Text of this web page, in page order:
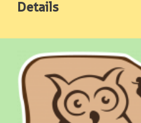
Details